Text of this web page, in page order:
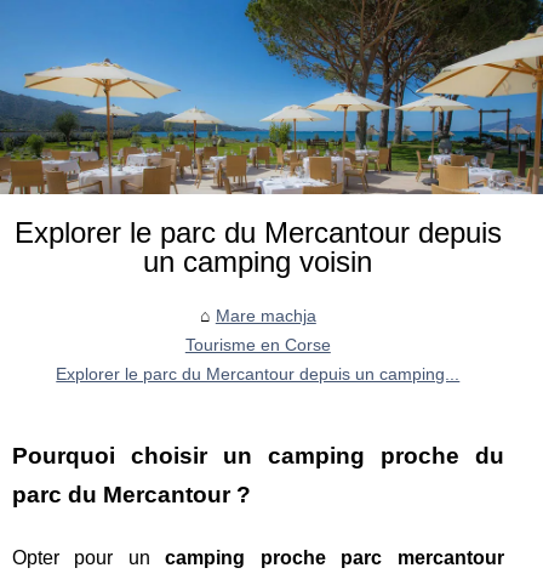
Explorer le parc du Mercantour depuis
un camping voisin
Mare machja
Tourisme en Corse
Explorer le parc du Mercantour depuis un camping...
Pourquoi choisir un camping proche du
parc du Mercantour ?
Opter pour uncamping proche parc mercantour